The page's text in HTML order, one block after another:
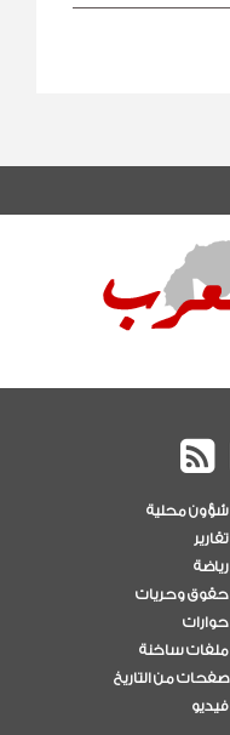
شؤون محلية
تقارير
رياضة
حقوق وحريات
حوارات
ملفات ساخنة
صفحات من التاريخ
فيديو